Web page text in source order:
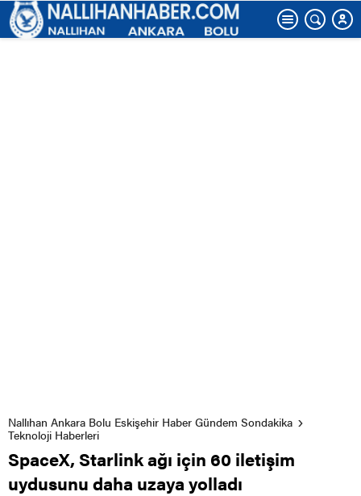
Nallıhan Ankara Bolu Eskişehir Haber Gündem Sondakika
Teknoloji Haberleri
SpaceX, Starlink ağı için 60 iletişim
uydusunu daha uzaya yolladı